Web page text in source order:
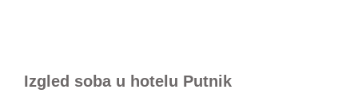
Izgled soba u hotelu Putnik